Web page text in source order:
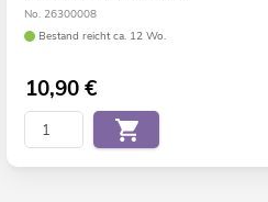
No. 26300008
Bestand reicht ca. 12 Wo.
10,90€